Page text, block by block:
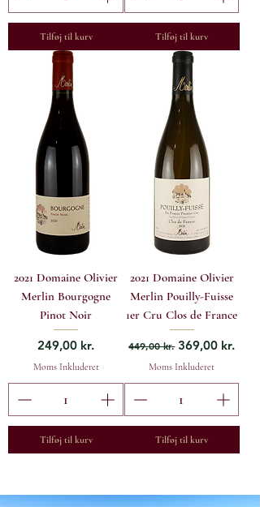
Tilføj til kurv Tilføj til kurv
2021 Domaine Olivier
Merlin Bourgogne
Pinot Noir
Pris
249,00 kr.
Moms Inkluderet
Tilføj til kurv
2021 Domaine Olivier
Merlin Pouilly-Fuisse
1er Cru Clos de France
Regulær pris
449,00 kr. Salgspris
369,00 kr.
Moms Inkluderet
Tilføj til kurv